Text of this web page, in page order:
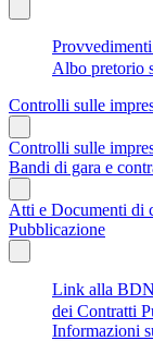
Albo pretorio
Controlli sulle
Controlli sulle
Bandi di gara e
Atti e Documenti di
Pubblicazione
Link alla
dei Contratti
Informazioni